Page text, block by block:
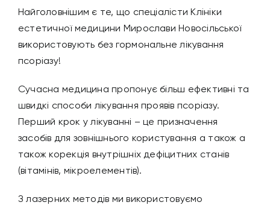
Найголовнішим є те, що спеціалісти Клініки
естетичної медицини Мирослави Новосільської
використовують без гормональне лікування
псоріазу!
Сучасна медицина пропонує більш ефективні та
швидкі способи лікування проявів псоріазу.
Перший крок у лікуванні – це призначення
засобів для зовнішнього користування а також а
також корекція внутрішніх дефіцитних станів
(вітамінів, мікроелементів).
З лазерних методів ми використовуємо